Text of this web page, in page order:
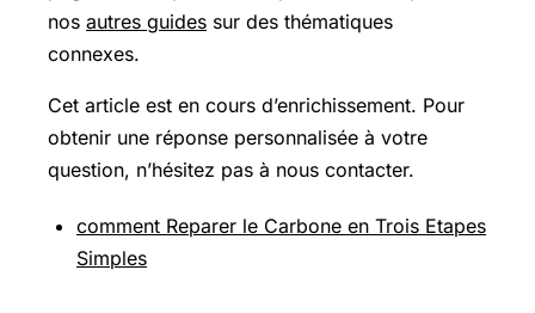
nos autres guides sur des thématiques
connexes.
Cet article est en cours d’enrichissement. Pour
obtenir une réponse personnalisée à votre
question, n’hésitez pas à nous contacter.
comment Reparer le Carbone en Trois Etapes
Simples